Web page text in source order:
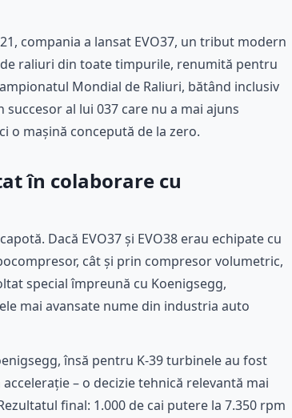
compania a lansat EVO37, un tribut modern
raliuri din toate timpurile, renumită pentru
Mondial de Raliuri, bătând inclusiv
al lui 037 care nu a mai ajuns
o mașină concepută de la zero.
în colaborare cu
Dacă EVO37 și EVO38 erau echipate cu
cât și prin compresor volumetric,
special împreună cu Koenigsegg,
mai avansate nume din industria auto
însă pentru K-39 turbinele au fost
– o decizie tehnică relevantă mai
final: 1.000 de cai putere la 7.350 rpm